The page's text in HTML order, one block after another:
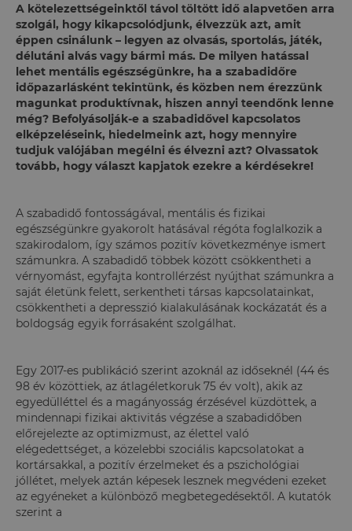
A kötelezettségeinktől távol töltött idő alapvetően arra
szolgál, hogy kikapcsolódjunk, élvezzük azt, amit
éppen csinálunk – legyen az olvasás, sportolás, játék,
délutáni alvás vagy bármi más. De milyen hatással
lehet mentális egészségünkre, ha a szabadidőre
időpazarlásként tekintünk, és közben nem érezzünk
magunkat produktívnak, hiszen annyi teendőnk lenne
még? Befolyásolják-e a szabadidővel kapcsolatos
elképzeléseink, hiedelmeink azt, hogy mennyire
tudjuk valójában megélni és élvezni azt? Olvassatok
tovább, hogy választ kapjatok ezekre a kérdésekre!
A szabadidő fontosságával, mentális és fizikai
egészségünkre gyakorolt hatásával régóta foglalkozik a
szakirodalom, így számos pozitív következménye ismert
számunkra. A szabadidő többek között csökkentheti a
vérnyomást, egyfajta kontrollérzést nyújthat számunkra a
saját életünk felett, serkentheti társas kapcsolatainkat,
csökkentheti a depresszió kialakulásának kockázatát és a
boldogság egyik forrásaként szolgálhat.
Egy 2017-es publikáció szerint azoknál az időseknél (44 és
98 év közöttiek, az átlagéletkoruk 75 év volt), akik az
egyedülléttel és a magányosság érzésével küzdöttek, a
mindennapi fizikai aktivitás végzése a szabadidőben
előrejelezte az optimizmust, az élettel való
elégedettséget, a közelebbi szociális kapcsolatokat a
kortársakkal, a pozitív érzelmeket és a pszichológiai
jóllétet, melyek aztán képesek lesznek megvédeni ezeket
az egyéneket a különböző megbetegedésektől. A kutatók
szerint a